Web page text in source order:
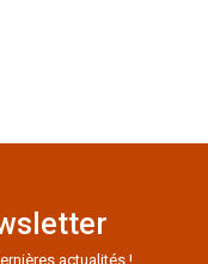
actualités !